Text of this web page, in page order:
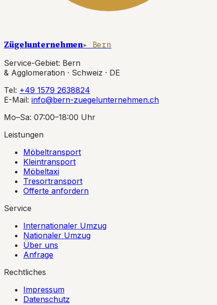
Zügelunternehmen▸ Bern
Service-Gebiet: Bern
& Agglomeration · Schweiz · DE
Tel: +49 1579 2638824
E-Mail: info@bern-zuegelunternehmen.ch
Mo–Sa: 07:00–18:00 Uhr
Leistungen
Möbeltransport
Kleintransport
Möbeltaxi
Tresortransport
Offerte anfordern
Service
Internationaler Umzug
Nationaler Umzug
Über uns
Anfrage
Rechtliches
Impressum
Datenschutz